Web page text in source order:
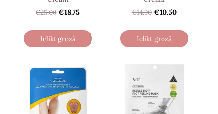
€25.00 €18.75
Ielikt grozā
€14.00 €10.50
Ielikt grozā